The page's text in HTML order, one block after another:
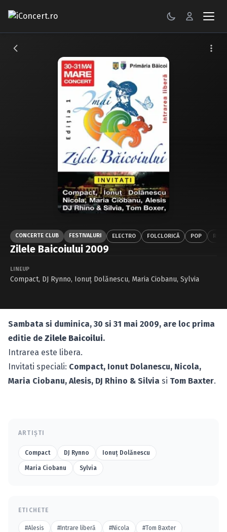
CONCERTE
Caută în site...
CONCERTE CLUB FESTIVALURI ELECTRO FOLCLORICĂ POP ROCK
Zilele Baicoiului 2009
LINEUP
Compact, DJ Rynno, Ionuţ Dolănescu, Maria Ciobanu, Sylvia
Sambata si duminica, 30 si 31 mai 2009, are loc prima
editie de Zilele Baicoilui.
Intrarea este libera.
Invitati speciali: Compact, Ionut Dolanescu, Nicola,
Maria Ciobanu, Alesis, DJ Rhino & Silvia si Tom Baxter.
ARTIȘTI
Compact DJ Rynno Ionuţ Dolănescu
Maria Ciobanu Sylvia
ETICHETE
#Alesis #Intrare liberă #Nicola #Tom Baxter